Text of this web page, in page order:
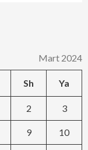
Mart 2024
Sh Ya
2 3
9 10